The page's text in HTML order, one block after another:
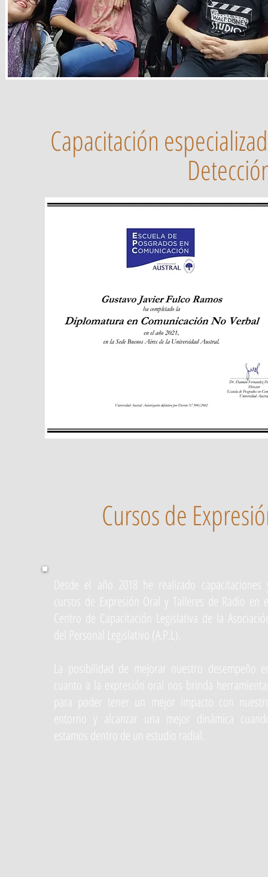
Capacitación
Cursos de
Desde el año 2018 he realizado capacitaciones
cursos de Expresión Oral y Talleres de Radio en
Centro de Capacitación Legislativa de la
del Personal Legislativo (A.P.L).
La posibilidad de mejorar nuestro desempeño
cuanto a la expresión oral nos brinda
para poder tener un mejor impacto con
entorno y alcanzar una mejor dinámica
estamos dentro de un estudio radial.